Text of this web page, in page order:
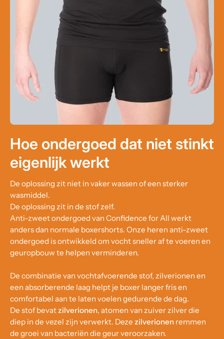
Hoe ondergoed dat niet stinkt
eigenlijk werkt
De oplossing zit niet in vaker wassen of een sterker
wasmiddel.
De oplossing zit in de stof zelf.
Anti-zweet ondergoed van Confidence for All werkt
anders dan normale boxershorts. Onze heren anti-zweet
ondergoed is ontwikkeld om vocht sneller af te voeren en
geuropbouw te helpen verminderen.
De combinatie van vochtafvoerende stof, zilverionen en
een absorberende laag helpt je boxer langer fris en
comfortabel aan te laten voelen gedurende de dag.
De stof bevatzilverionen, atomen van zuiver zilver die
diep in de vezel zijn verwerkt. Deze zilverionen remmen
de groei van bacteriën die geur veroorzaken.